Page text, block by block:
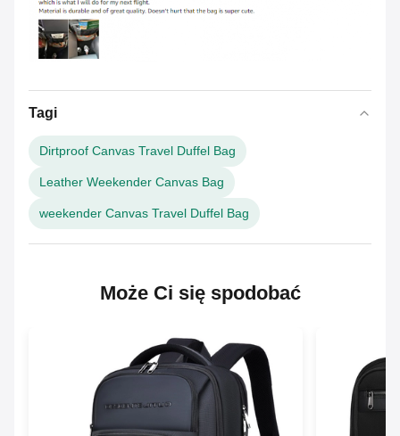
Tagi
Dirtproof Canvas Travel Duffel Bag
Leather Weekender Canvas Bag
weekender Canvas Travel Duffel Bag
Może Ci się spodobać